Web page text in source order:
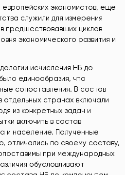
экономистов, еще
служили для измерения
предшествовавших циклов
экономического развития и
исчисления НБ до
единообразия, что
сопоставления. В состав
отдельных странах включали
из конкретных задач и
включить в состав
и население. Полученные
отличались по своему составу,
при международных
обусловливают